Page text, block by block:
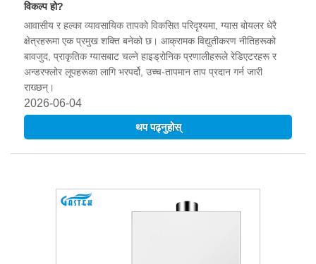
विकल्प हो?
आवासीय र हल्का व्यावसायिक तापको विकसित परिदृश्यमा, ग्यास बोयलर धेरै
क्षेत्रहरूमा एक प्रमुख शक्ति बनेको छ। आक्रामक विद्युतीकरण नीतिहरूको
बावजुद, प्राकृतिक ग्यासबाट चल्ने हाइड्रोनिक प्रणालीहरूले रेडिएटरहरू र
अन्डरफ्लोर लूपहरूका लागि भरपर्दो, उच्च-तापमान ताप प्रदान गर्न जारी
राख्छन्।
2026-06-04
थप पढ्नुहोस्